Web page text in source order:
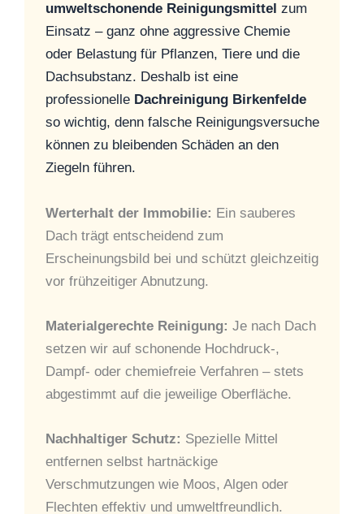
umweltschonende Reinigungsmittel zum
Einsatz – ganz ohne aggressive Chemie
oder Belastung für Pflanzen, Tiere und die
Dachsubstanz. Deshalb ist eine
professionelle Dachreinigung Birkenfelde
so wichtig, denn falsche Reinigungsversuche
können zu bleibenden Schäden an den
Ziegeln führen.
Werterhalt der Immobilie: Ein sauberes
Dach trägt entscheidend zum
Erscheinungsbild bei und schützt gleichzeitig
vor frühzeitiger Abnutzung.
Materialgerechte Reinigung: Je nach Dach
setzen wir auf schonende Hochdruck-,
Dampf- oder chemiefreie Verfahren – stets
abgestimmt auf die jeweilige Oberfläche.
Nachhaltiger Schutz: Spezielle Mittel
entfernen selbst hartnäckige
Verschmutzungen wie Moos, Algen oder
Flechten effektiv und umweltfreundlich.